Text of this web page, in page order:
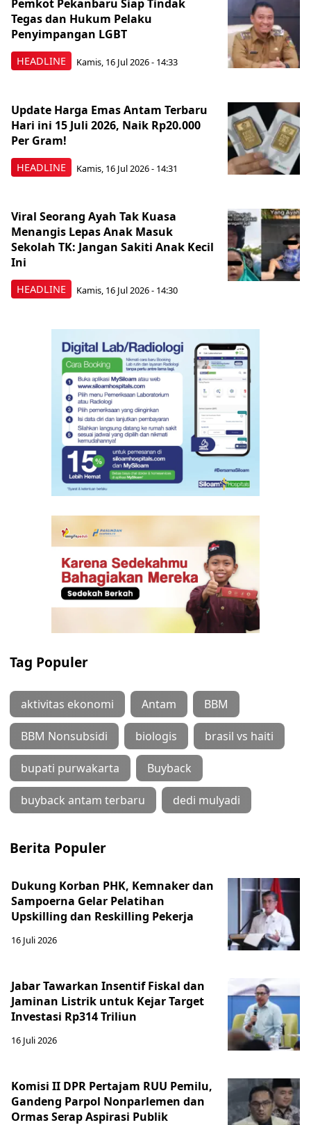
HEADLINE
Pemkot Pekanbaru Siap Tindak
Tegas dan Hukum Pelaku
Penyimpangan LGBT
Kamis, 16 Jul 2026 - 14:33
HEADLINE
Update Harga Emas Antam Terbaru
Hari ini 15 Juli 2026, Naik Rp20.000
Per Gram!
Kamis, 16 Jul 2026 - 14:31
HEADLINE
Viral Seorang Ayah Tak Kuasa
Menangis Lepas Anak Masuk
Sekolah TK: Jangan Sakiti Anak Kecil
Ini
Kamis, 16 Jul 2026 - 14:30
Tag Populer
aktivitas ekonomi Antam BBM
BBM Nonsubsidi biologis brasil vs haiti
bupati purwakarta Buyback
buyback antam terbaru dedi mulyadi
Berita Populer
Dukung Korban PHK, Kemnaker dan
Sampoerna Gelar Pelatihan
Upskilling dan Reskilling Pekerja
16 Juli 2026
Jabar Tawarkan Insentif Fiskal dan
Jaminan Listrik untuk Kejar Target
Investasi Rp314 Triliun
16 Juli 2026
Komisi II DPR Pertajam RUU Pemilu,
Gandeng Parpol Nonparlemen dan
Ormas Serap Aspirasi Publik